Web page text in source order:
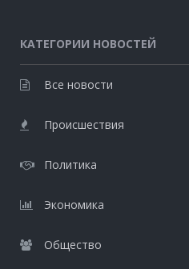
КАТЕГОРИИ НОВОСТЕЙ
Все новости
Происшествия
Политика
Экономика
Общество